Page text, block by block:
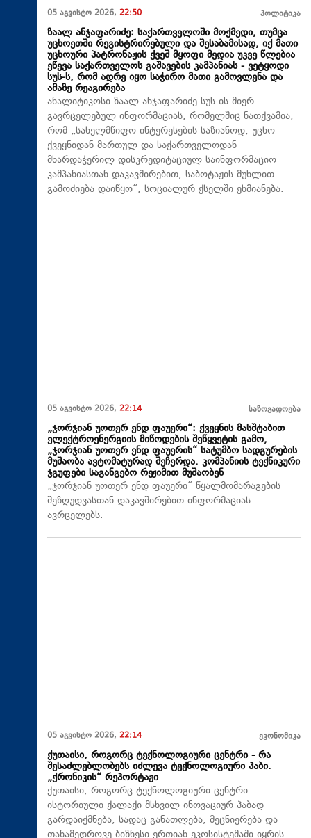
05 აგვისტო 2026, 22:50 პოლიტიკა
ზაალ ანჯაფარიძე: საქართველოში მოქმედი, თუმცა
უცხოეთში რეგისტრირებული და შესაბამისად, იქ მათი
უცხოური პატრონაჟის ქვეშ მყოფი მედია უკვე წლებია
ეწევა საქართველოს გაშავების კამპანიას - ვეტყოდი
სუს-ს, რომ ადრე იყო საჭირო მათი გამოვლენა და
ამაზე რეაგირება
ანალიტიკოსი ზაალ ანჯაფარიძე სუს-ის მიერ
გავრცელებულ ინფორმაციას, რომელშიც ნათქვამია,
რომ „სახელმწიფო ინტერესების საზიანოდ, უცხო
ქვეყნიდან მართულ და საქართველოდან
მხარდაჭერილ დისკრედიტაციულ საინფორმაციო
კამპანიასთან დაკავშირებით, საბოტაჟის მუხლით
გამოძიება დაიწყო“, სოციალურ ქსელში ეხმიანება.
05 აგვისტო 2026, 22:14 საზოგადოება
„ჯორჯიან უოთერ ენდ ფაუერი“: ქვეყნის მასშტაბით
ელექტროენერგიის მიწოდების შეწყვეტის გამო,
„ჯორჯიან უოთერ ენდ ფაუერის“ სატუმბო სადგურების
მუშაობა ავტომატურად შეჩერდა. კომპანიის ტექნიკური
ჯგუფები საგანგებო რეჟიმით მუშაობენ
„ჯორჯიან უოთერ ენდ ფაუერი“ წყალმომარაგების
შეზღუდვასთან დაკავშირებით ინფორმაციას
ავრცელებს.
05 აგვისტო 2026, 22:14 ეკონომიკა
ქუთაისი, როგორც ტექნოლოგიური ცენტრი - რა
შესაძლებლობებს იძლევა ტექნოლოგიური ჰაბი.
„ქრონიკის“ რეპორტაჟი
ქუთაისი, როგორც ტექნოლოგიური ცენტრი -
ისტორიული ქალაქი მსხვილ ინოვაციურ ჰაბად
გარდაიქმნება, სადაც განათლება, მეცნიერება და
თანამედროვე ბიზნესი ერთიან ეკოსისტემაში იყრის